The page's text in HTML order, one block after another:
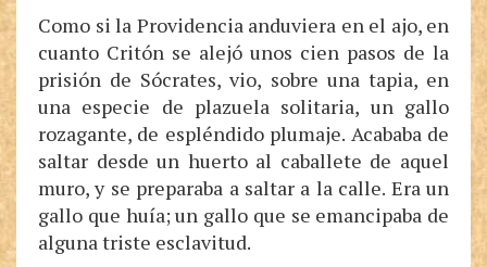
Como si la Providencia anduviera en el ajo, en
cuanto Critón se alejó unos cien pasos de la
prisión de Sócrates, vio, sobre una tapia, en
una especie de plazuela solitaria, un gallo
rozagante, de espléndido plumaje. Acababa de
saltar desde un huerto al caballete de aquel
muro, y se preparaba a saltar a la calle. Era un
gallo que huía; un gallo que se emancipaba de
alguna triste esclavitud.